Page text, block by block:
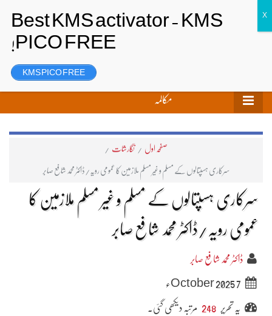
رجسٹر
مکالمہ
صفحہ اول / نگارشات /
سرکاری ہسپتالوں کے مسلم و غیر مسلم ملازمین کا عمومی رویہ/ڈاکٹر محمد شافع صابر
سرکاری ہسپتالوں کے مسلم و غیر مسلم ملازمین کا
عمومی رویہ/ڈاکٹر محمد شافع صابر
ڈاکٹر محمد شافع صابر
7 October 2025ء
یہ تحریر 248 مرتبہ دیکھی گئی۔
KMS PICO FREE